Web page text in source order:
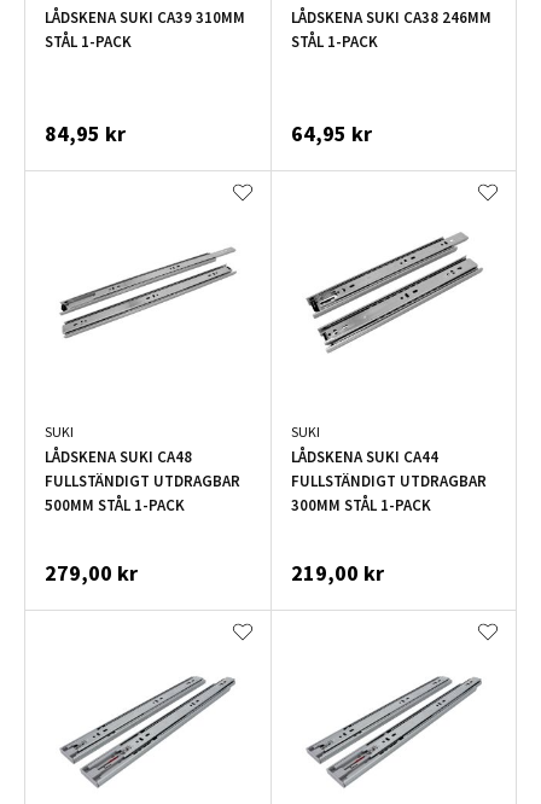
LÅDSKENA SUKI CA39 310MM
STÅL 1-PACK
84,95 kr
LÅDSKENA SUKI CA38 246MM
STÅL 1-PACK
64,95 kr
SUKI
LÅDSKENA SUKI CA48
FULLSTÄNDIGT UTDRAGBAR
500MM STÅL 1-PACK
279,00 kr
SUKI
LÅDSKENA SUKI CA44
FULLSTÄNDIGT UTDRAGBAR
300MM STÅL 1-PACK
219,00 kr